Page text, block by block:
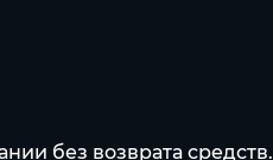
без возврата средств.